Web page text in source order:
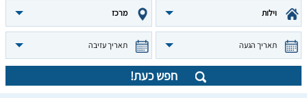
וילות מרכז
תאריך הגעה תאריך עזיבה
חפש כעת!